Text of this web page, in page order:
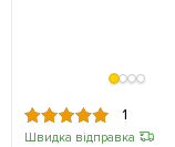
1
Швидка відправка